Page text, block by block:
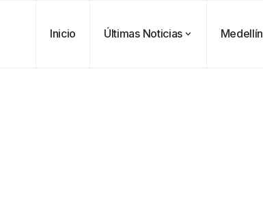
Inicio Últimas Noticias Medellín